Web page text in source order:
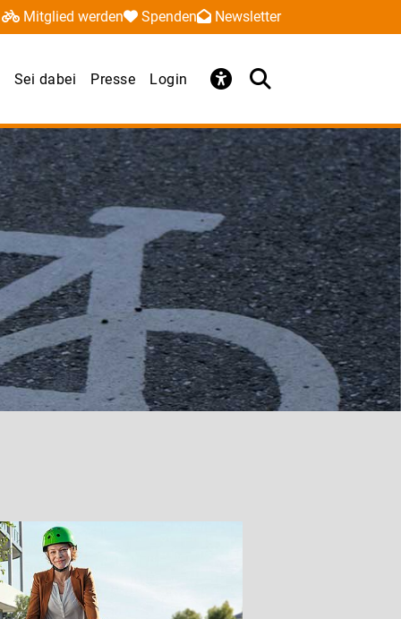
Mitglied werden Spenden Newsletter
Sei dabei Presse Login